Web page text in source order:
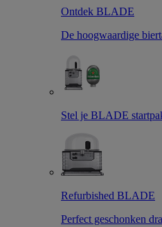
Ontdek BLADE
De hoogwaardige
Stel je BLADE
Refurbished BLADE
Perfect geschonken